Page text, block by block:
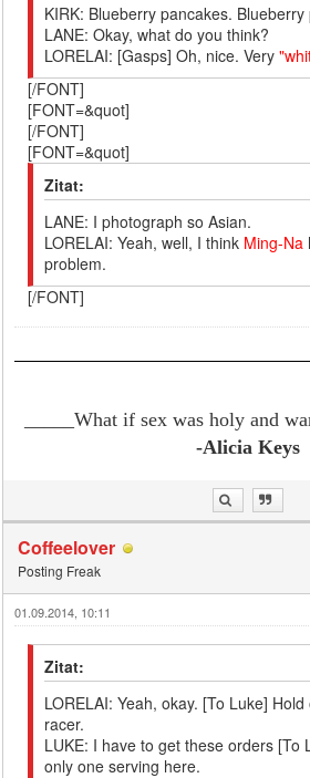
KIRK: Blueberry pancakes. Blueberry
LANE: Okay, what do you think?
LORELAI: [Gasps] Oh, nice. Very
[/FONT]
[FONT=&quot]
[/FONT]
[FONT=&quot]
Zitat:
LANE: I photograph so Asian.
LORELAI: Yeah, well, I think Ming-Na
problem.
[/FONT]
_____What if sex was holy and
-Alicia Keys
Coffeelover
Posting Freak
01.09.2014, 10:11
Zitat:
LORELAI: Yeah, okay. [To Luke]
racer.
LUKE: I have to get these orders [To
only one serving here.